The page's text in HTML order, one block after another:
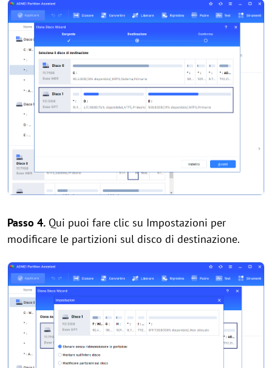
Passo 4. Qui puoi fare clic su Impostazioni per
modificare le partizioni sul disco di destinazione.